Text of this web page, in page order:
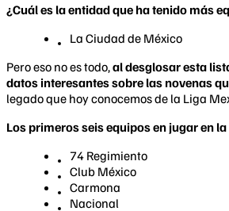
¿Cuál es la entidad que ha tenido más
La Ciudad de México
Pero eso no es todo,al desglosar esta
datos interesantes sobre las novenas
legado que hoy conocemos de la Liga
Los primeros seis equipos en jugar en
74 Regimiento
Club México
Carmona
Nacional